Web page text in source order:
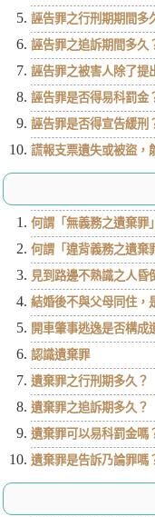
誣告罪之行刑期期間多
誣告罪之追訴期間多久
誣告罪之被害人除了提
誣告罪是否得易科罰金
誣告罪是否得宣告緩刑
謊報支票遺失或被盜，
何謂「無義務之遺棄罪
何謂「違背義務之遺棄
見到路邊不熟識之人昏
結婚後不與父母同住，
開車肇事逃逸是否構成
認識遺棄罪
遺棄罪之行刑期多久？
遺棄罪之追訴期多久？
遺棄罪可以易科罰金嗎
遺棄罪是告訴乃論罪嗎